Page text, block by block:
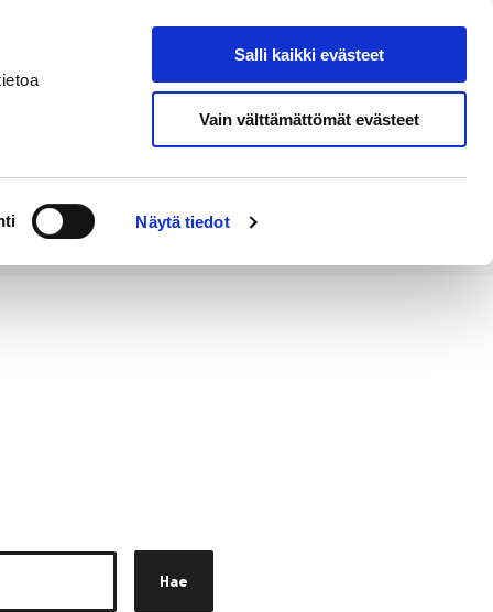
Näytä tiedot
Salli kaikki evästeet
Vain välttämättömät evästeet
Hae sivustolta
Hae